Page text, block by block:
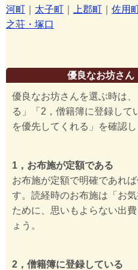
河町
太子町 上郡町 佐用
之荘・塚口
優良なお坊さん
優良なお坊さんを選ぶ時は
る」「2，僧籍簿に登録して
を優先してくれる」を確認し
1，お布施が定額である
お布施が定額で明確であれ
す。読経時のお布施は「お
ために、思いもよらない出
ょう。
2，僧籍簿に登録している